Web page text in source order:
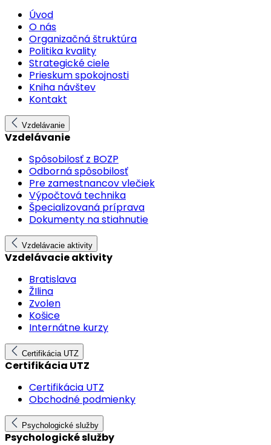
Úvod
O nás
Organizačná štruktúra
Politika kvality
Strategické ciele
Prieskum spokojnosti
Kniha návštev
Kontakt
Vzdelávanie
Vzdelávanie
Spôsobilosť z BOZP
Odborná spôsobilosť
Pre zamestnancov vlečiek
Výpočtová technika
Špecializovaná príprava
Dokumenty na stiahnutie
Vzdelávacie aktivity
Vzdelávacie aktivity
Bratislava
ŽIlina
Zvolen
Košice
Internátne kurzy
Certifikácia UTZ
Certifikácia UTZ
Certifikácia UTZ
Obchodné podmienky
Psychologické služby
Psychologické služby